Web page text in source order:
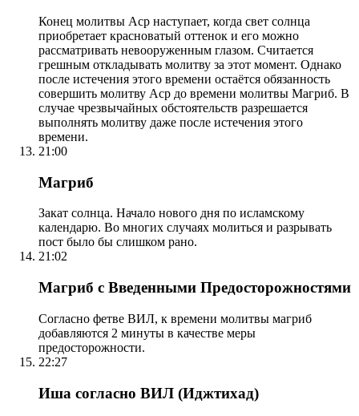
Конец молитвы Аср наступает, когда свет солнца
приобретает красноватый оттенок и его можно
рассматривать невооруженным глазом. Считается
грешным откладывать молитву за этот момент. Однако
после истечения этого времени остаётся обязанность
совершить молитву Аср до времени молитвы Магриб. В
случае чрезвычайных обстоятельств разрешается
выполнять молитву даже после истечения этого
времени.
21:00
Магриб
Закат солнца. Начало нового дня по исламскому
календарю. Во многих случаях молиться и разрывать
пост было бы слишком рано.
21:02
Магриб с Введенными Предосторожностями
Согласно фетве ВИЛ, к времени молитвы магриб
добавляются 2 минуты в качестве меры
предосторожности.
22:27
Иша согласно ВИЛ (Иджтихад)